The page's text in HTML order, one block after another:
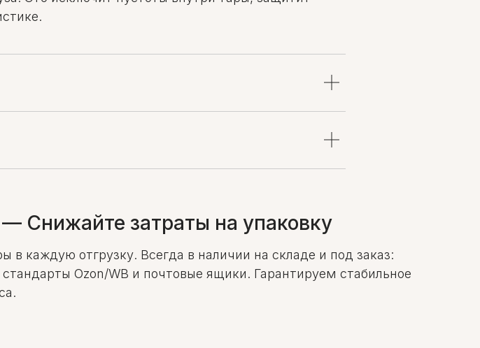
Снижайте затраты на упаковку
каждую отгрузку. Всегда в наличии на складе и под заказ:
Ozon/WB и почтовые ящики. Гарантируем стабильное